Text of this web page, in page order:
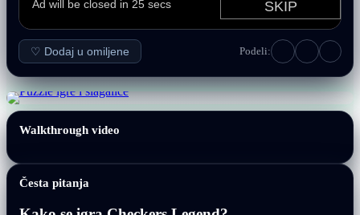
♡ Dodaj u omiljene Podeli:
Walkthrough video
Česta pitanja